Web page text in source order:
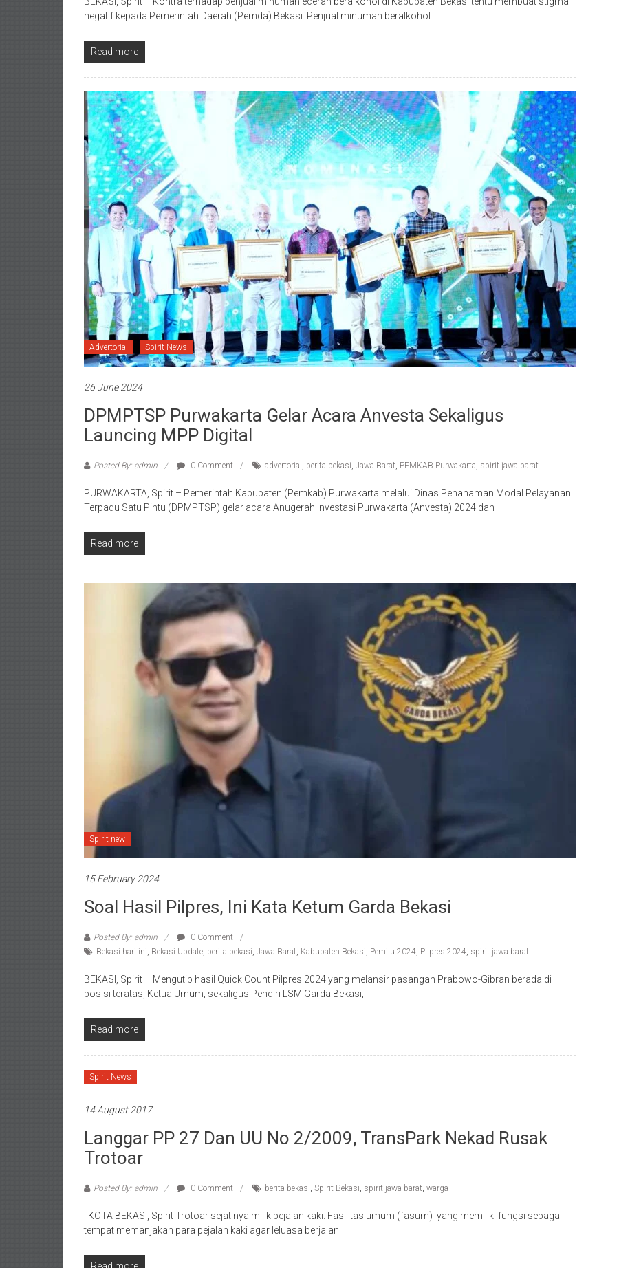
negatif kepada Pemerintah Daerah (Pemda) Bekasi. Penjual minuman beralkohol
Read more
Advertorial Spirit News
26 June 2024
DPMPTSP Purwakarta Gelar Acara Anvesta Sekaligus
Launcing MPP Digital
Posted By: admin 0 Comment advertorial , berita bekasi, Jawa Barat, PEMKAB Purwakarta, spirit jawa barat
PURWAKARTA, Spirit – Pemerintah Kabupaten (Pemkab) Purwakarta melalui Dinas Penanaman Modal Pelayanan
Terpadu Satu Pintu (DPMPTSP) gelar acara Anugerah Investasi Purwakarta (Anvesta) 2024 dan
Read more
Spirit new
15 February 2024
Soal Hasil Pilpres, Ini Kata Ketum Garda Bekasi
Posted By: admin
0 Comment
Bekasi hari ini, Bekasi Update, berita bekasi, Jawa Barat, Kabupaten Bekasi, Pemilu 2024, Pilpres 2024, spirit jawa barat
BEKASI, Spirit – Mengutip hasil Quick Count Pilpres 2024 yang melansir pasangan Prabowo-Gibran berada di
posisi teratas, Ketua Umum, sekaligus Pendiri LSM Garda Bekasi,
Read more
Spirit News
14 August 2017
Langgar PP 27 Dan UU No 2/2009, TransPark Nekad Rusak
Trotoar
Posted By: admin 0 Comment berita bekasi, Spirit Bekasi, spirit jawa barat, warga
KOTA BEKASI, Spirit Trotoar sejatinya milik pejalan kaki. Fasilitas umum (fasum) yang memiliki fungsi sebagai
tempat memanjakan para pejalan kaki agar leluasa berjalan